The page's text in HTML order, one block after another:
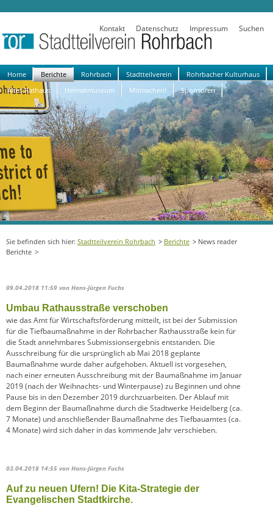
Kontakt Datenschutz Impressum Suchen
Navigation
überspringen
Home Berichte Rohrbach Stadtteilverein
Rohrbacher Kulturhaus
Altes Rathaus
Heimatmuseum Mitmachen! Sponsoren
Stadtteilverein Rohrbach Berichte
News reader
Berichte
09.04.2018 11:59 von Hans-Jürgen Fuchs
Umbau Rathausstraße verschoben
wie das Amt für Wirtschaftsförderung mitteilt, ist bei der Submission
für die Tiefbaumaßnahme in der Rohrbacher Rathausstraße kein für
die Stadt annehmbares Submissionsergebnis entstanden. Die
Ausschreibung für die ursprünglich ab Mai 2018 geplante
Baumaßnahme wurde daher aufgehoben. Aktuell ist vorgesehen,
nach einer erneuten Ausschreibung mit der Baumaßnahme im Januar
2019 (nach der Weihnachts- und Winterpause) zu Beginnen und ohne
Pause bis in den Dezember 2019 durchzuarbeiten. Der Ablauf mit
dem Beginn der Baumaßnahme durch die Stadtwerke Heidelberg (ca.
7 Monate) und anschließender Baumaßnahme des Tiefbauamtes (ca.
4 Monate) wird sich daher in das kommende Jahr verschieben.
03.04.2018 14:55 von Hans-Jürgen Fuchs
Auf zu neuen Ufern! Die Kita-Strategie der
Evangelischen Stadtkirche.